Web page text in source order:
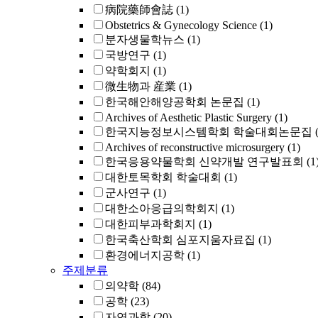
病院藥師會誌 (1)
Obstetrics & Gynecology Science (1)
분자생물학뉴스 (1)
국방연구 (1)
약학회지 (1)
微生物과 産業 (1)
한국해안해양공학회 논문집 (1)
Archives of Aesthetic Plastic Surgery (1)
한국지능정보시스템학회 학술대회논문집
Archives of reconstructive microsurgery (1)
한국응용약물학회 신약개발 연구발표회
대한토목학회 학술대회 (1)
군사연구 (1)
대한소아응급의학회지 (1)
대한피부과학회지 (1)
한국축산학회 심포지움자료집 (1)
환경에너지공학 (1)
주제분류
의약학 (84)
공학 (23)